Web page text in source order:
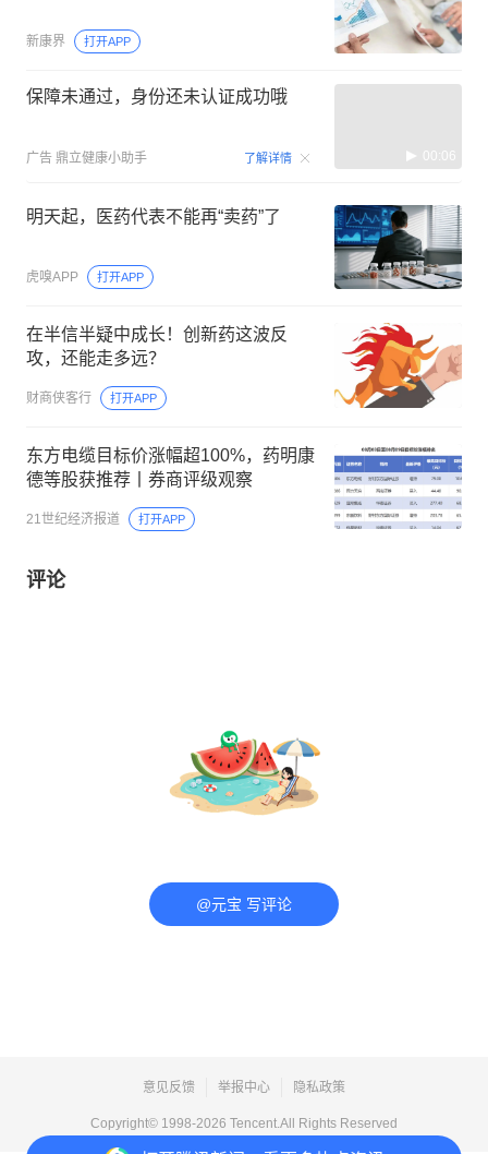
新康界 打开APP
保障未通过，身份还未认证成功哦
广告 鼎立健康小助手 了解详情 00:06
明天起，医药代表不能再“卖药”了
虎嗅APP 打开APP
在半信半疑中成长！创新药这波反
攻，还能走多远？
财商侠客行 打开APP
东方电缆目标价涨幅超100%，药明康
德等股获推荐丨券商评级观察
21世纪经济报道 打开APP
评论
@元宝 写评论
意见反馈 举报中心 隐私政策
Copyright© 1998-2026 Tencent.All Rights Reserved